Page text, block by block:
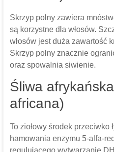
Skrzyp polny zawiera
są korzystne dla włosów.
włosów jest duża zawartość
Skrzyp polny znacznie
oraz spowalnia siwienie.
Śliwa
africana)
To ziołowy środek przeciwko
hamowania enzymu 5-alfa-